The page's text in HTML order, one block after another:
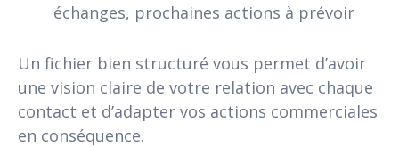
échanges, prochaines actions à prévoir
Un fichier bien structuré vous permet d’avoir
une vision claire de votre relation avec chaque
contact et d’adapter vos actions commerciales
en conséquence.